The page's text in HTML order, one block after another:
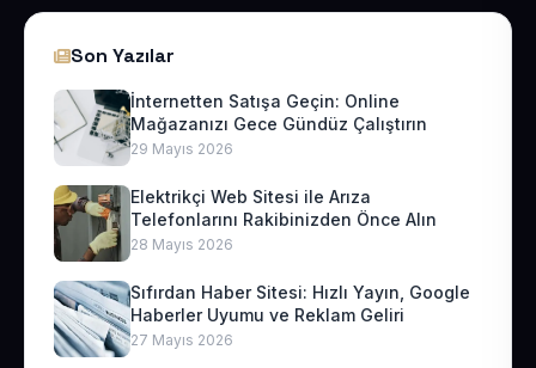
Son Yazılar
İnternetten Satışa Geçin: Online
Mağazanızı Gece Gündüz Çalıştırın
29 Mayıs 2026
Elektrikçi Web Sitesi ile Arıza
Telefonlarını Rakibinizden Önce Alın
28 Mayıs 2026
Sıfırdan Haber Sitesi: Hızlı Yayın, Google
Haberler Uyumu ve Reklam Geliri
27 Mayıs 2026